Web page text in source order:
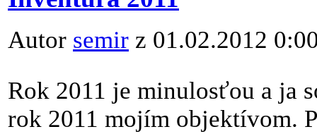
Autor semir z 01.02.2012
Rok 2011 je minulosťou a ja
rok 2011 mojím objektívom.